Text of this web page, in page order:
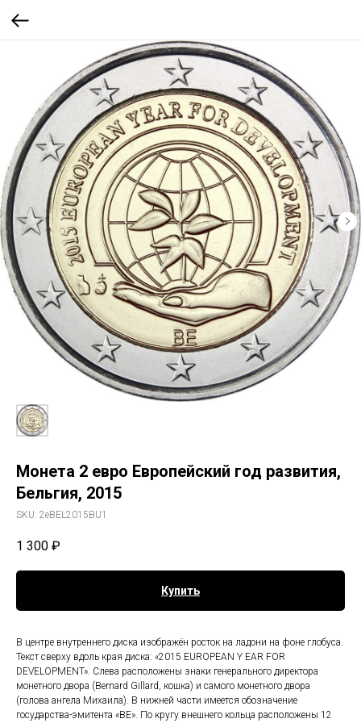
Монета 2 евро Европейский год развития,
Бельгия, 2015
SKU: 2eBEL2015BU1
1 300 ₽
Купить
В центре внутреннего диска изображён росток на ладони на фоне глобуса.
Текст сверху вдоль края диска: «2015 EUROPEAN Y EAR FOR
DEVELOPMENT». Слева расположены знаки генерального директора
монетного двора (Bernard Gillard, кошка) и самого монетного двора
(голова ангела Михаила). В нижней части имеется обозначение
государства-эмитента «BE». По кругу внешнего кольца расположены 12